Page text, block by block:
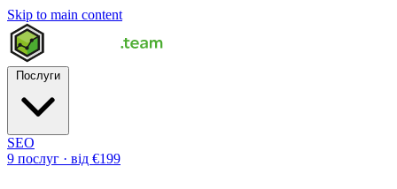
Skip to main content
SEO
9 послуг · від €199